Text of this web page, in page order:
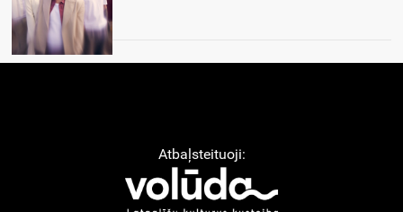
Atbaļsteituoji: